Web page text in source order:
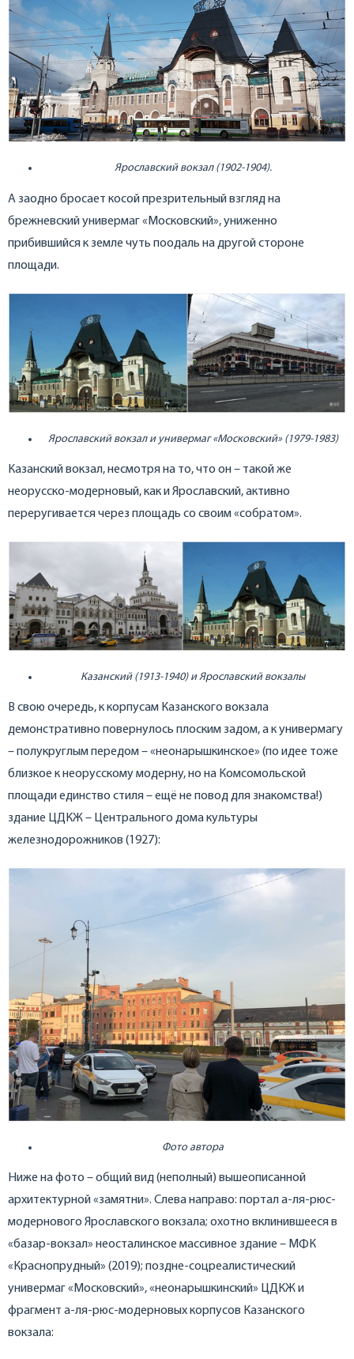
Ярославский вокзал (1902-1904).
А заодно бросает косой презрительный взгляд на
брежневский универмаг «Московский», униженно
прибившийся к земле чуть поодаль на другой стороне
площади.
Ярославский вокзал и универмаг «Московский» (1979-1983)
Казанский вокзал, несмотря на то, что он – такой же
неорусско-модерновый, как и Ярославский, активно
переругивается через площадь со своим «собратом».
Казанский (1913-1940) и Ярославский вокзалы
В свою очередь, к корпусам Казанского вокзала
демонстративно повернулось плоским задом, а к универмагу
– полукруглым передом – «неонарышкинское» (по идее тоже
близкое к неорусскому модерну, но на Комсомольской
площади единство стиля – ещё не повод для знакомства!)
здание ЦДКЖ – Центрального дома культуры
железнодорожников (1927):
Фото автора
Ниже на фото – общий вид (неполный) вышеописанной
архитектурной «замятни». Слева направо: портал а-ля-рюс-
модернового Ярославского вокзала; охотно вклинившееся в
«базар-вокзал» неосталинское массивное здание – МФК
«Краснопрудный» (2019); поздне-соцреалистический
универмаг «Московский», «неонарышкинский» ЦДКЖ и
фрагмент а-ля-рюс-модерновых корпусов Казанского
вокзала: